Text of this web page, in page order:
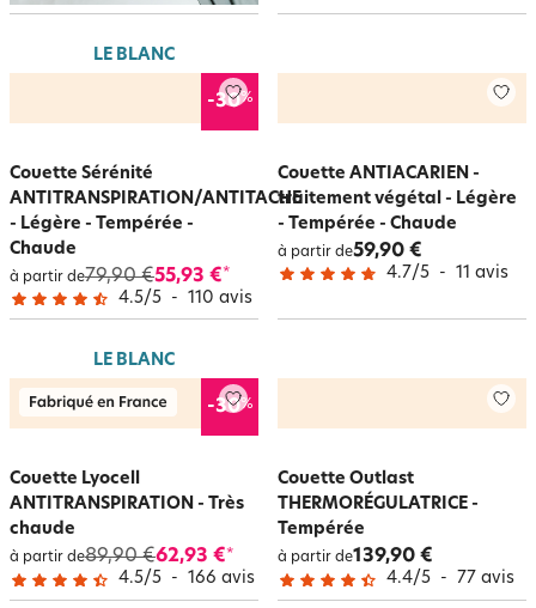
LE BLANC
-30%
Couette Sérénité
ANTITRANSPIRATION/ANTITACHE
- Légère - Tempérée -
Chaude
à partir de79,90 €55,93 €*
4.5/5 - 110 avis
Couette ANTIACARIEN -
traitement végétal - Légère
- Tempérée - Chaude
à partir de59,90 €
4.7/5 - 11 avis
LE BLANC
-30%
Couette Lyocell
ANTITRANSPIRATION - Très
chaude
à partir de89,90 €62,93 €*
4.5/5 - 166 avis
Couette Outlast
THERMORÉGULATRICE -
Tempérée
à partir de139,90 €
4.4/5 - 77 avis